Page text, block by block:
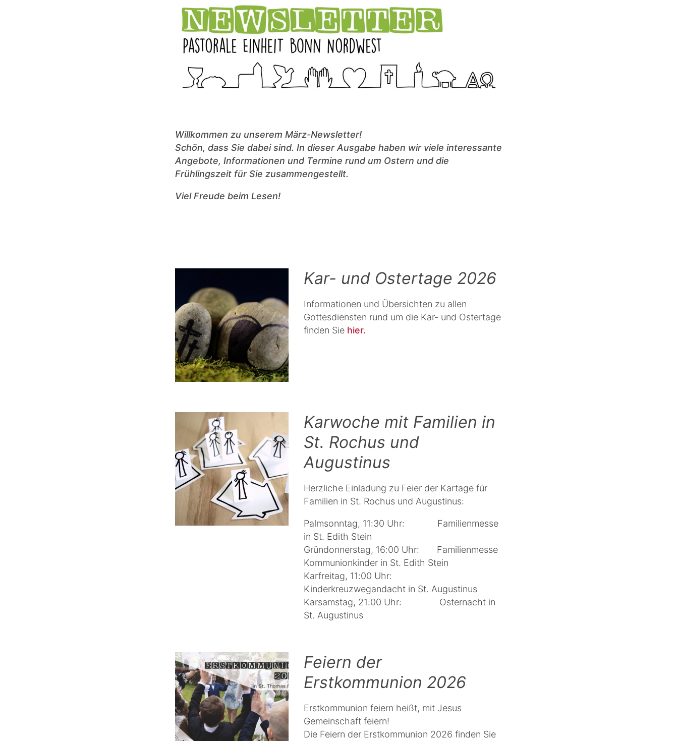
Willkommen zu unserem März-Newsletter!
Schön, dass Sie dabei sind. In dieser Ausgabe haben wir viele interessante
Angebote, Informationen und Termine rund um Ostern und die
Frühlingszeit für Sie zusammengestellt.
Viel Freude beim Lesen!
Kar- und Ostertage 2026
Informationen und Übersichten zu allen
Gottesdiensten rund um die Kar- und Ostertage
finden Sie hier.
Karwoche mit Familien in
St. Rochus und
Augustinus
Herzliche Einladung zu Feier der Kartage für
Familien in St. Rochus und Augustinus:
Palmsonntag, 11:30 Uhr: Familienmesse
in St. Edith Stein
Gründonnerstag, 16:00 Uhr: Familienmesse
Kommunionkinder in St. Edith Stein
Karfreitag, 11:00 Uhr:
Kinderkreuzwegandacht in St. Augustinus
Karsamstag, 21:00 Uhr: Osternacht in
St. Augustinus
Feiern der
Erstkommunion 2026
Erstkommunion feiern heißt, mit Jesus
Gemeinschaft feiern!
Die Feiern der Erstkommunion 2026 finden Sie